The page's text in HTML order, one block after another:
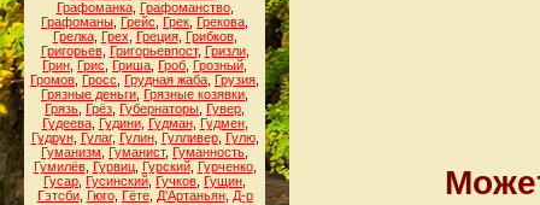
Графоманка, Графоманство,
Графоманы Грейс Грек Грекова
Грелка, Грех Греция, Грибков,
Григорьев, Григорьевпост, Гризли,
Грин Грис Гриша Гроб Грозный
Громов Гросс Грудная жаба Грузия
Грязные деньги Грязные козявки
Грязь Грёз Губернаторы Гувер
Гудеева, Гудини, Гудман, Гудмен,
Гудрун, Гулаг, Гулин, Гулливер, Гулю,
Гуманизм
Гуманист, Гуманность
Гумилёв, Гурвиц, Гурский, Гурченко,
Гусар Гусинский Гучков Гущин
Гэтсби, Гюго, Гёте, Д'Артаньян, Д-р